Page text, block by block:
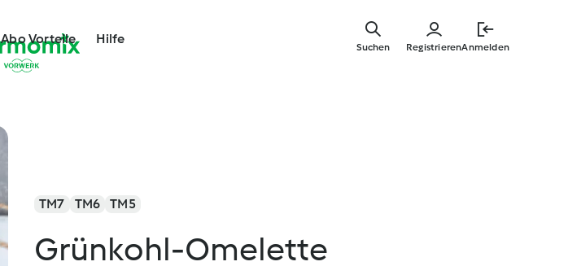
springen
Abo Vorteile Hilfe
RegistrierenAnmelden
Suchen
TM7 TM6 TM5
Grünkohl-Omelette